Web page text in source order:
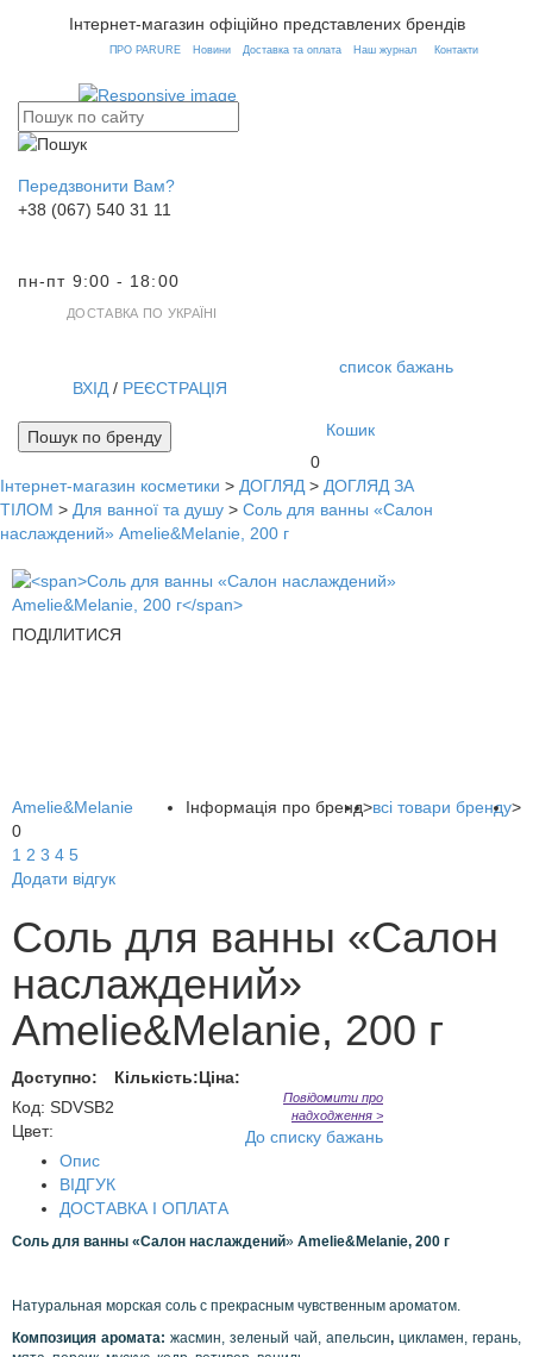
Інтернет-магазин офіційно представлених брендів
ПРО PARURE Новини Доставка та оплата Наш журнал Контакти
Передзвонити Вам?
+38 (067) 540 31 11
пн-пт 9:00 - 18:00
ДОСТАВКА ПО УКРАЇНІ
список бажань
ВХІД / РЕЄСТРАЦІЯ
Кошик
0
Пошук по бренду
Інтернет-магазин косметики > ДОГЛЯД > ДОГЛЯД ЗА
ТІЛОМ > Для ванної та душу > Соль для ванны «Салон
наслаждений» Amelie&Melanie, 200 г
ПОДІЛИТИСЯ
Інформація про бренд>всі товари бренду>
Amelie&Melanie
0
1 2 3 4 5
Додати відгук
Соль для ванны «Салон
наслаждений»
Amelie&Melanie, 200 г
Доступно: Кількість:Ціна:
Код: SDVSB2
Цвет:
Повідомити про
надходження >
До списку бажань
Опис
ВІДГУК
ДОСТАВКА І ОПЛАТА
Соль для ванны «Салон наслаждений» Amelie&Melanie, 200 г
Натуральная морская соль с прекрасным чувственным ароматом.
Композиция аромата: жасмин, зеленый чай, апельсин, цикламен, герань,